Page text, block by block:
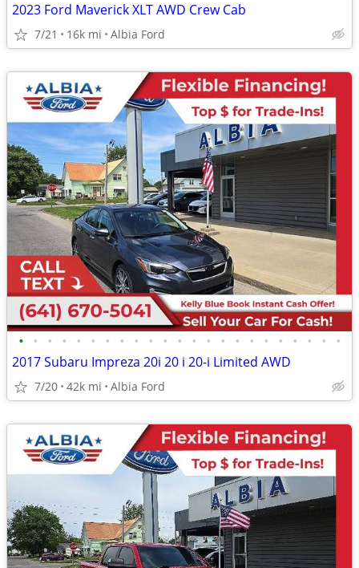
2023 Ford Maverick XLT AWD Crew Cab
7/21 16k mi Albia Ford
• • • • • • • • • • • • • • • • • • • • • • •
2017 Subaru Impreza 20i 20 i 20-i Limited AWD
7/20 42k mi Albia Ford